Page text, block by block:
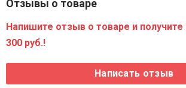
Отзывы о товаре
Напишите отзыв о товаре и получите
300 руб.!